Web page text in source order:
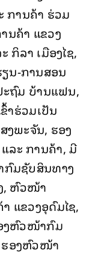
ການຄ້າ ຮ່ວມ
ນຄ້າ ແຂວງ
ກິລາ ເມືອງໄຊ,
ນ-ການສອນ
ະຖົມ ບ້ານແຟນ,
າຮ່ວມເປັນ
ງພະຈັນ, ຮອງ
ລະ ການຄ້າ, ມີ
ກົມຊັບສິນທາງ
, ຫົວໜ້າ
ແຂວງອຸດົມໄຊ,
ງຫົວໜ້າກົມ
ຮອງຫົວໜ້າ